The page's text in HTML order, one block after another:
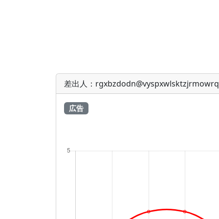
差出人：
広告